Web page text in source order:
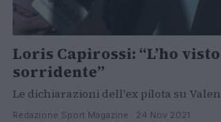
Loris Capirossi: “L’ho
sorridente”
Le dichiarazioni dell'ex pilota su
Redazione Sport Magazine · 24 Nov 2021